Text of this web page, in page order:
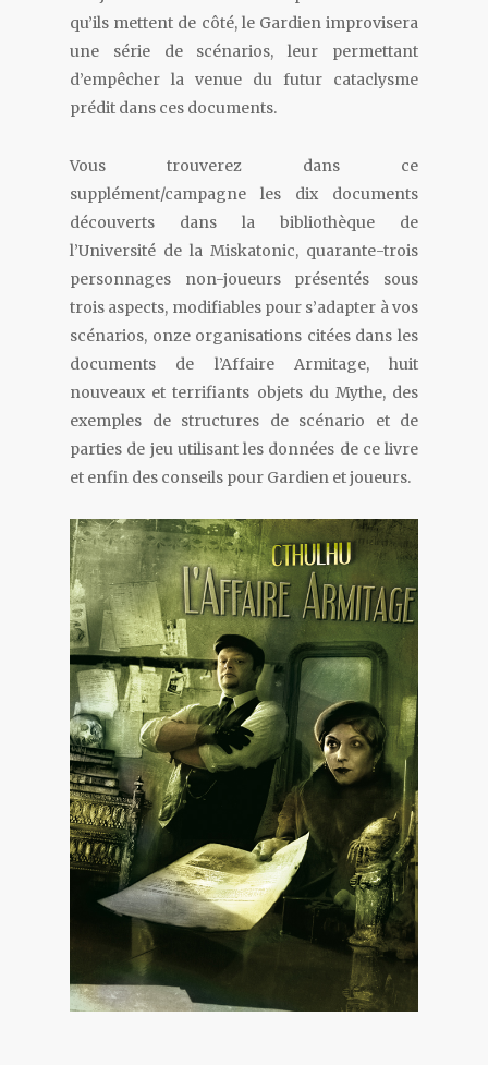
qu’ils mettent de côté, le Gardien improvisera
une série de scénarios, leur permettant
d’empêcher la venue du futur cataclysme
prédit dans ces documents.
Vous trouverez dans ce
supplément/campagne les dix documents
découverts dans la bibliothèque de
l’Université de la Miskatonic, quarante-trois
personnages non-joueurs présentés sous
trois aspects, modifiables pour s’adapter à vos
scénarios, onze organisations citées dans les
documents de l’Affaire Armitage, huit
nouveaux et terrifiants objets du Mythe, des
exemples de structures de scénario et de
parties de jeu utilisant les données de ce livre
et enfin des conseils pour Gardien et joueurs.